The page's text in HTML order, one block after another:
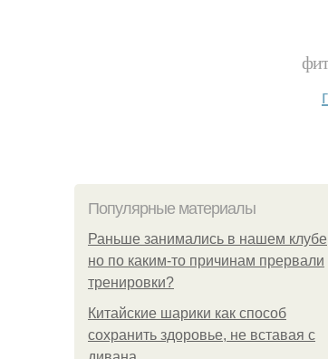
Популярные материалы
Раньше занимались в нашем
но по каким-то причинам прервали
тренировки?
Китайские шарики как способ
сохранить здоровье, не вставая с